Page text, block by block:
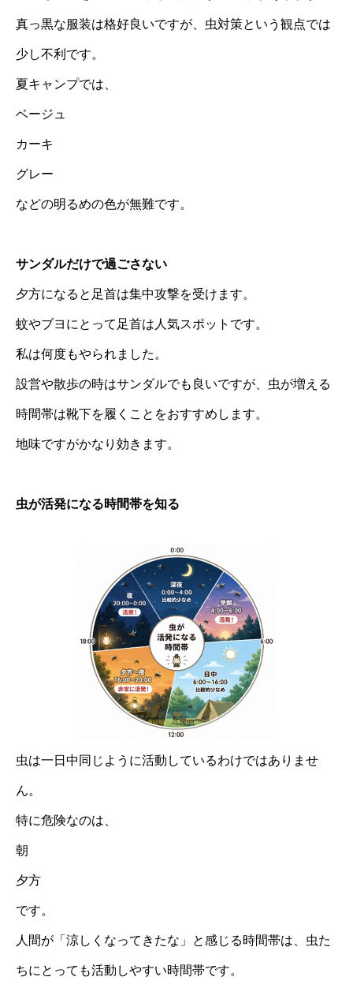
真っ黒な服装は格好良いですが、虫対策という観点では
少し不利です。
夏キャンプでは、
ベージュ
カーキ
グレー
などの明るめの色が無難です。
サンダルだけで過ごさない
夕方になると足首は集中攻撃を受けます。
蚊やブヨにとって足首は人気スポットです。
私は何度もやられました。
設営や散歩の時はサンダルでも良いですが、虫が増える
時間帯は靴下を履くことをおすすめします。
地味ですがかなり効きます。
虫が活発になる時間帯を知る
虫は一日中同じように活動しているわけではありませ
ん。
特に危険なのは、
朝
夕方
です。
人間が「涼しくなってきたな」と感じる時間帯は、虫た
ちにとっても活動しやすい時間帯です。